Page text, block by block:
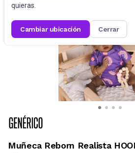
quieras.
cambiar ubicación cerrar
Muñeca Reborn Realista